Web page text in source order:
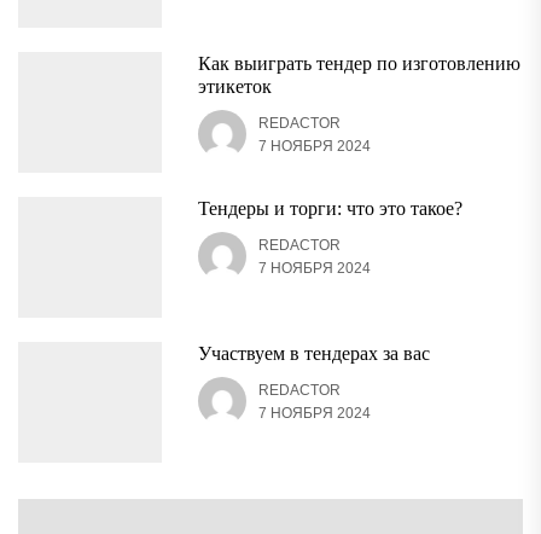
Как выиграть тендер по изготовлению
этикеток
REDACTOR
7 НОЯБРЯ 2024
Тендеры и торги: что это такое?
REDACTOR
7 НОЯБРЯ 2024
Участвуем в тендерах за вас
REDACTOR
7 НОЯБРЯ 2024